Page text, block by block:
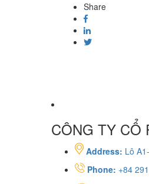
Share
CÔNG TY CỔ
Address: Lô
Phone: +84